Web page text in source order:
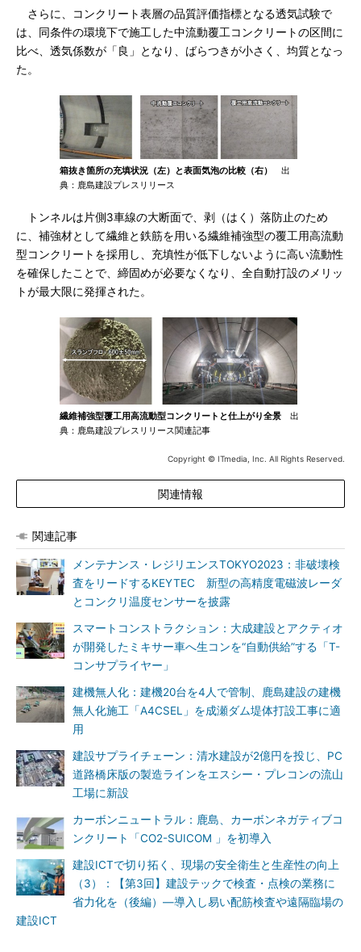
さらに、コンクリート表層の品質評価指標となる透気試験で
は、同条件の環境下で施工した中流動覆工コンクリートの区間に
比べ、透気係数が「良」となり、ばらつきが小さく、均質となっ
た。
箱抜き箇所の充填状況（左）と表面気泡の比較（右）
出
典：鹿島建設プレスリリース
トンネルは片側3車線の大断面で、剥（はく）落防止のため
に、補強材として繊維と鉄筋を用いる繊維補強型の覆工用高流動
型コンクリートを採用し、充填性が低下しないように高い流動性
を確保したことで、締固めが必要なくなり、全自動打設のメリッ
トが最大限に発揮された。
繊維補強型覆工用高流動型コンクリートと仕上がり全景 出
典：鹿島建設プレスリリース関連記事
Copyright © ITmedia, Inc. All Rights Reserved.
関連情報
関連記事
メンテナンス・レジリエンスTOKYO2023：非破壊検
査をリードするKEYTEC 新型の高精度電磁波レーダ
とコンクリ温度センサーを披露
スマートコンストラクション：大成建設とアクティオ
が開発したミキサー車へ生コンを“自動供給”する「T-
コンサプライヤー」
建機無人化：建機20台を4人で管制、鹿島建設の建機
無人化施工「A4CSEL」を成瀬ダム堤体打設工事に適
用
建設サプライチェーン：清水建設が2億円を投じ、PC
道路橋床版の製造ラインをエスシー・プレコンの流山
工場に新設
カーボンニュートラル：鹿島、カーボンネガティブコ
ンクリート「CO2-SUICOM 」を初導入
建設ICTで切り拓く、現場の安全衛生と生産性の向上
（3）：【第3回】建設テックで検査・点検の業務に
省力化を（後編）―導入し易い配筋検査や遠隔臨場の
建設ICT